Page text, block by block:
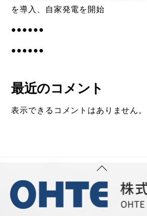
を導入、自家発電を開始
●●●●●●
●●●●●●
最近のコメント
表示できるコメントはありません。
Back
To
Top